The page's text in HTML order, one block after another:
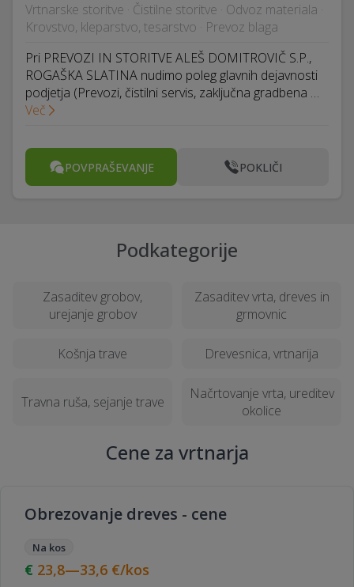
Vrtnarske storitve · Čistilne storitve · Odvoz materiala ·
Krovstvo, kleparstvo, tesarstvo · Prevoz blaga
Pri PREVOZI IN STORITVE ALEŠ DOMITROVIČ S.P.,
ROGAŠKA SLATINA nudimo poleg glavnih dejavnosti
podjetja (Prevozi, čistilni servis, zaključna gradbena …
Več
POVPRAŠEVANJE POKLIČI
Podkategorije
Zasaditev grobov,
urejanje grobov
Zasaditev vrta, dreves in
grmovnic
Košnja trave Drevesnica, vrtnarija
Travna ruša, sejanje trave
Načrtovanje vrta, ureditev
okolice
Cene za vrtnarja
Obrezovanje dreves - cene
Na kos
23,8—33,6 €/kos